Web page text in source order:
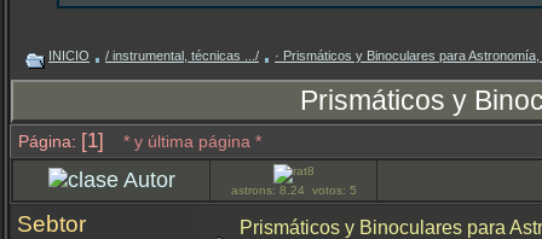
INICIO / instrumental, técnicas .../ · Prismáticos y Binoculares para
Prismáticos y
Página: [1] * y última página *
Autor astrons: 8.24 votos: 5
Sebtor Prismáticos y Binoculares para